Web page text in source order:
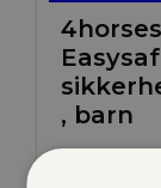
4horses
, barn